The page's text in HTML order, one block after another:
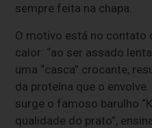
sempre feita na chapa.
O motivo está no contato
calor: “ao ser assado
uma “casca” crocante,
da proteína que o
surge o famoso barulho
qualidade do prato”,